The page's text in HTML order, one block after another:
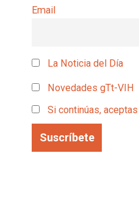
Email
La Noticia del Día
Novedades gTt-VIH
Si continúas,